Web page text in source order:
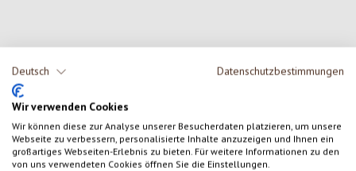
Deutsch Datenschutzbestimmungen
Wir verwenden Cookies
Wir können diese zur Analyse unserer Besucherdaten platzieren, um unsere
Webseite zu verbessern, personalisierte Inhalte anzuzeigen und Ihnen ein
großartiges Webseiten-Erlebnis zu bieten. Für weitere Informationen zu den
von uns verwendeten Cookies öffnen Sie die Einstellungen.
0 von 0 Bewertungen
Durchschnittliche Bewertung von 0 von 5 Sternen
Gib eine Bewertung ab!
Teile deine Erfahrungen mit dem Produkt mit anderen Kunden.